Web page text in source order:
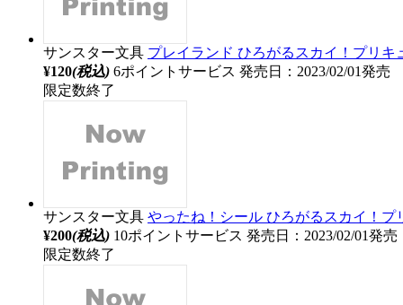
サンスター文具 プレイランド ひろがるスカイ！プリキ
¥120(税込) 6ポイントサービス 発売日：2023/02/01発売
限定数終了
サンスター文具 やったね！シール ひろがるスカイ！プ
¥200(税込) 10ポイントサービス 発売日：2023/02/01発売
限定数終了